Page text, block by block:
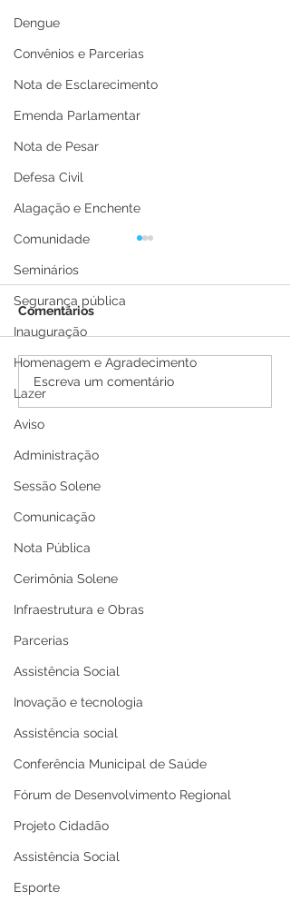
Dengue
Convênios e Parcerias
Nota de Esclarecimento
Emenda Parlamentar
Nota de Pesar
Defesa Civil
Alagação e Enchente
Comunidade
Seminários
Segurança pública
Inauguração
Homenagem e Agradecimento
Lazer
Aviso
Administração
Sessão Solene
Comunicação
Nota Pública
Cerimônia Solene
Infraestrutura e Obras
Parcerias
Assistência Social
Inovação e tecnologia
Assistência social
Conferência Municipal de Saúde
Fórum de Desenvolvimento Regional
Projeto Cidadão
Assistência Social
Esporte
Vacinômetro, atualizado
em 16 de julho de 2021
Comentários
Escreva um comentário